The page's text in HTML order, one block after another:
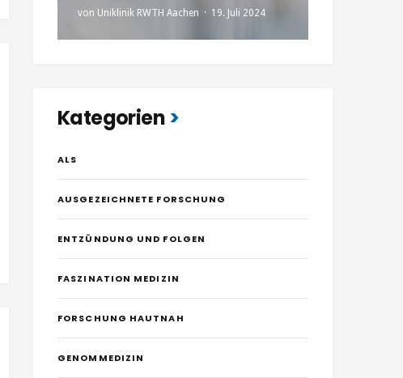
von Uniklinik RWTH Aachen 19. Juli 2024
Kategorien
ALS
AUSGEZEICHNETE FORSCHUNG
ENTZÜNDUNG UND FOLGEN
FASZINATION MEDIZIN
FORSCHUNG HAUTNAH
GENOMMEDIZIN